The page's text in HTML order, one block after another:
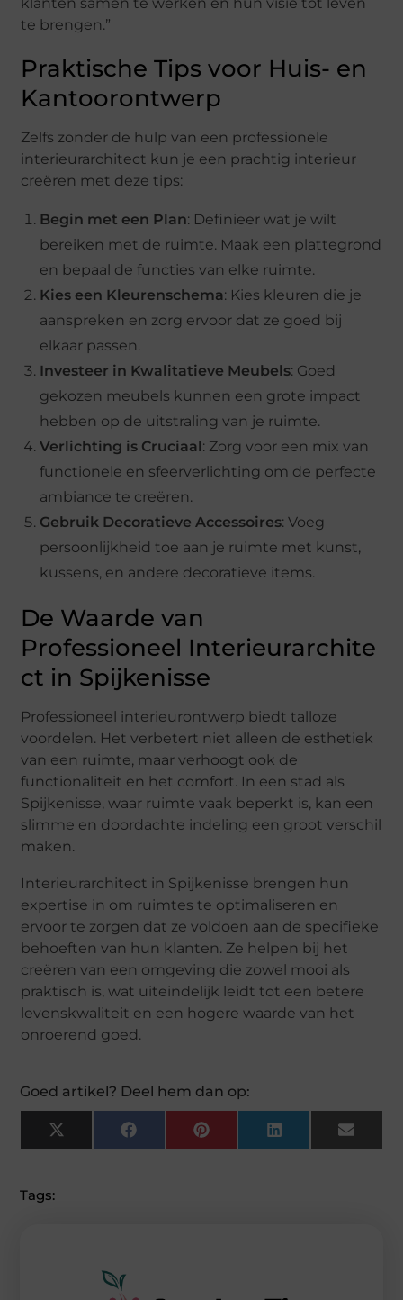
klanten samen te werken en hun visie tot leven
te brengen.”
Praktische Tips voor Huis- en
Kantoorontwerp
Zelfs zonder de hulp van een professionele
interieurarchitect kun je een prachtig interieur
creëren met deze tips:
Begin met een Plan: Definieer wat je wilt
bereiken met de ruimte. Maak een plattegrond
en bepaal de functies van elke ruimte.
Kies een Kleurenschema: Kies kleuren die je
aanspreken en zorg ervoor dat ze goed bij
elkaar passen.
Investeer in Kwalitatieve Meubels: Goed
gekozen meubels kunnen een grote impact
hebben op de uitstraling van je ruimte.
Verlichting is Cruciaal : Zorg voor een mix van
functionele en sfeerverlichting om de perfecte
ambiance te creëren.
Gebruik Decoratieve Accessoires: Voeg
persoonlijkheid toe aan je ruimte met kunst,
kussens, en andere decoratieve items.
De Waarde van
Professioneel Interieurarchite
ct in Spijkenisse
Professioneel interieurontwerp biedt talloze
voordelen. Het verbetert niet alleen de esthetiek
van een ruimte, maar verhoogt ook de
functionaliteit en het comfort. In een stad als
Spijkenisse, waar ruimte vaak beperkt is, kan een
slimme en doordachte indeling een groot verschil
maken.
Interieurarchitect in Spijkenisse brengen hun
expertise in om ruimtes te optimaliseren en
ervoor te zorgen dat ze voldoen aan de specifieke
behoeften van hun klanten. Ze helpen bij het
creëren van een omgeving die zowel mooi als
praktisch is, wat uiteindelijk leidt tot een betere
levenskwaliteit en een hogere waarde van het
onroerend goed.
Goed artikel? Deel hem dan op:
X
(
F
A
P
I
L
I
E
M
Tags: